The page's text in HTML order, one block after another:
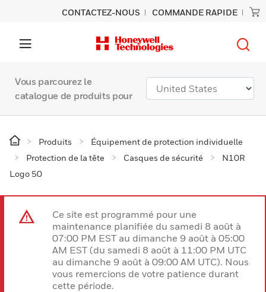
CONTACTEZ-NOUS COMMANDE RAPIDE
Vous parcourez le
catalogue de produits pour
Produits
Équipement de protection individuelle
Protection de la tête
Casques de sécurité
N10R
Logo 50
Ce site est programmé pour une
maintenance planifiée du samedi 8 août à
07:00 PM EST au dimanche 9 août à 05:00
AM EST (du samedi 8 août à 11:00 PM UTC
au dimanche 9 août à 09:00 AM UTC). Nous
vous remercions de votre patience durant
cette période.